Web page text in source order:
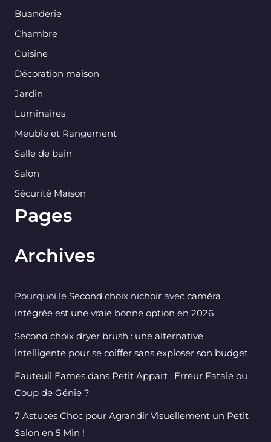
Buanderie
Chambre
Cuisine
Décoration maison
Jardin
Luminaires
Meuble et Rangement
Salle de bain
Salon
Sécurité Maison
Pages
Archives
Pourquoi le Second choix nichoir avec caméra
intégrée est une vraie bonne option en 2026
Second choix dryer brush : une alternative
intelligente pour se coiffer sans exploser son budget
Fauteuil Eames dans Petit Appart : Erreur Fatale ou
Coup de Génie ?
7 Astuces Choc pour Agrandir Visuellement un Petit
Salon en 5 Min !